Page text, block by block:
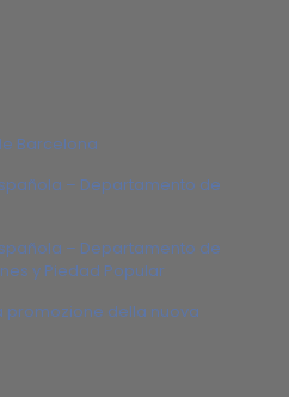
Barcelona
– Departamento de
– Departamento de
y Piedad Popular
promozione della nuova